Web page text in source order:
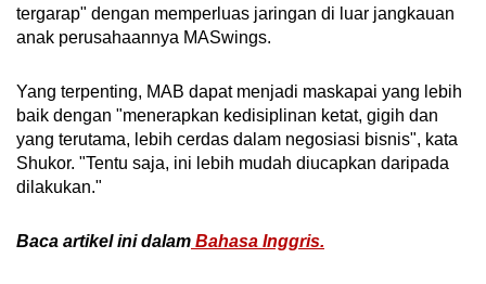
tergarap" dengan memperluas jaringan di luar jangkauan
anak perusahaannya MASwings.
Yang terpenting, MAB dapat menjadi maskapai yang lebih
baik dengan "menerapkan kedisiplinan ketat, gigih dan
yang terutama, lebih cerdas dalam negosiasi bisnis", kata
Shukor. "Tentu saja, ini lebih mudah diucapkan daripada
dilakukan."
Baca artikel ini dalam Bahasa Inggris.